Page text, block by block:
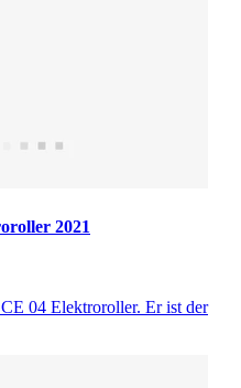
2021
04 Elektroroller. Er ist der